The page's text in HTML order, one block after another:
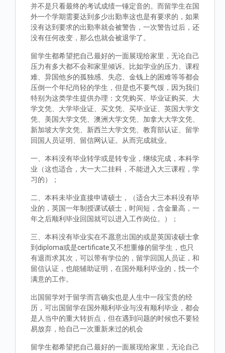
并不是只看最终的考试成绩一锤定音的。而留学生在国
外一个学期需要达到多少出勤率这也是有要求的，如果
没有达到要求的出勤率就会被警告，一次警告过后，还
没有任何改变，那么也就会被退学了。
留学生都希望把自己最好的一面展现给家里，无论自己
压力有多大都不会和家里倾诉。比如学业的压力、课程
难、异国他乡的孤独感、失恋、金钱上的困难等等都会
压倒一个年纪尚轻的学生，但是也不要气馁，因为我们
特别为这类学生提供办理：文凭购买、毕业证购买、大
学文凭、大学毕业证、买文凭、买毕业证、英国大学文
凭、美国大学文凭、澳洲大学文凭、加拿大大学文凭、
新加坡大学文凭、新西兰大学文凭、教育部认证、留学
回国人员证明、留信网认证。从而完成就业。
一、本科没有毕业转学或是转专业，继续完成，本科学
业（这也适合，大一大二挂科，不能进入大三课程，学
习的）；
二、本科未毕业直接申请硕士，（适合大三本科没有毕
业的，英国一年制授课试硕士，时间短，含金量高，一
年之后顺利毕业回国就可以进入工作岗位。）；
三、本科没有毕业实在不愿意出国的或是英国读硕士拿
到diploma或是certificate又不想重修的留学生，也只
有退而求其次，可以带有学位的，留学回国人员证，和
留信认证，也能辅助证明，在国外顺利毕业的，找一个
满意的工作。
出国留学对于留学而言确实也是人生中一段宝贵的经
历，可出国留学在国外顺利毕业与没有顺利毕业，都会
是人当中的重大转折点，但在遇到问题的时候也不要轻
易放弃，给自己一次重新来过的机会
留学生都希望把自己最好的一面展现给家里，无论自己